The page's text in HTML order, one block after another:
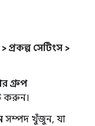
প্রকল্প সেটিংস >
গ্রুপ
করুন।
সম্পদ খুঁজুন, যা